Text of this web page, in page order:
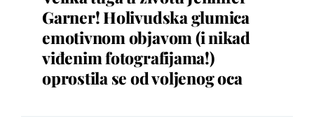
Garner! Holivudska glumica
emotivnom objavom (i nikad
viđenim fotografijama!)
oprostila se od voljenog oca